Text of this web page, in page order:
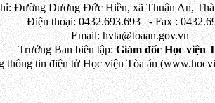
Đường Dương Đức Hiền, xã Thuận An,
Điện thoại: 0432.693.693 - Fax :
Email: hvta@toaan.gov.vn
Trưởng Ban biên tập:Giám đốc Học viện
thông tin điện tử Học viện Tòa án